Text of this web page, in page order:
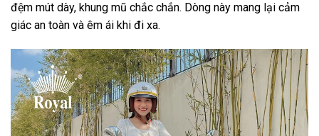
đệm mút dày, khung mũ chắc chắn. Dòng này mang lại cảm
giác an toàn và êm ái khi đi xa.